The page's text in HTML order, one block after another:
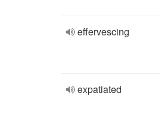
effervescing
expatiated